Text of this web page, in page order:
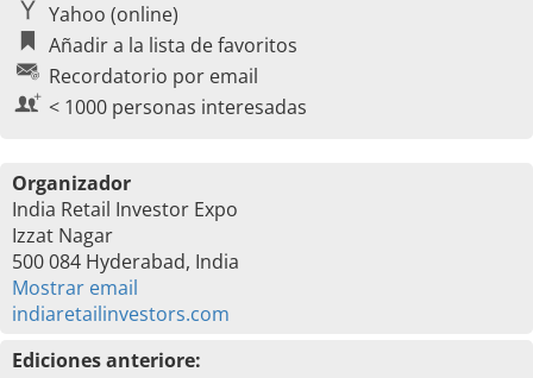
Yahoo (online)
Añadir a la lista de favoritos
Recordatorio por email
< 1000 personas interesadas
Organizador
India Retail Investor Expo
Izzat Nagar
500 084 Hyderabad, India
Mostrar email
indiaretailinvestors.com
Ediciones anteriore: